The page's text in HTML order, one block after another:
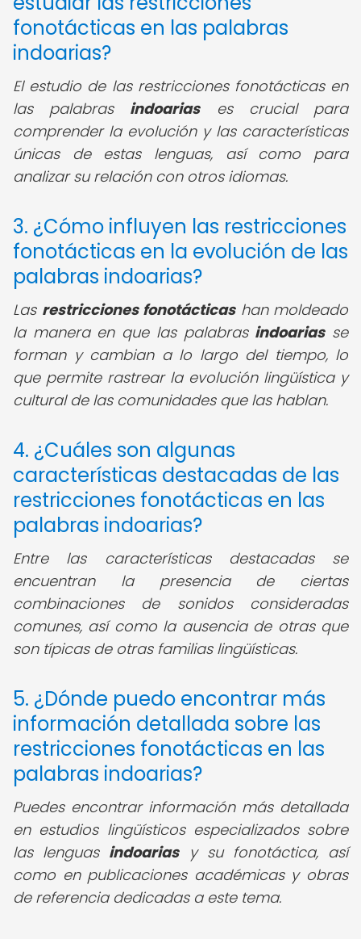
fonotácticas en las palabras
indoarias?
El estudio de las restricciones fonotácticas en
las palabras indoariases crucial para
comprender la evolución y las características
únicas de estas lenguas, así como para
analizar su relación con otros idiomas.
3. ¿Cómo influyen las restricciones
fonotácticas en la evolución de las
palabras indoarias?
Las restricciones fonotácticashan moldeado
la manera en que las palabras indoariasse
forman y cambian a lo largo del tiempo, lo
que permite rastrear la evolución lingüística y
cultural de las comunidades que las hablan.
4. ¿Cuáles son algunas
características destacadas de las
restricciones fonotácticas en las
palabras indoarias?
Entre las características destacadas se
encuentran la presencia de ciertas
combinaciones de sonidos consideradas
comunes, así como la ausencia de otras que
son típicas de otras familias lingüísticas.
5. ¿Dónde puedo encontrar más
información detallada sobre las
restricciones fonotácticas en las
palabras indoarias?
Puedes encontrar información más detallada
en estudios lingüísticos especializados sobre
las lenguas indoariasy su fonotáctica, así
como en publicaciones académicas y obras
de referencia dedicadas a este tema.